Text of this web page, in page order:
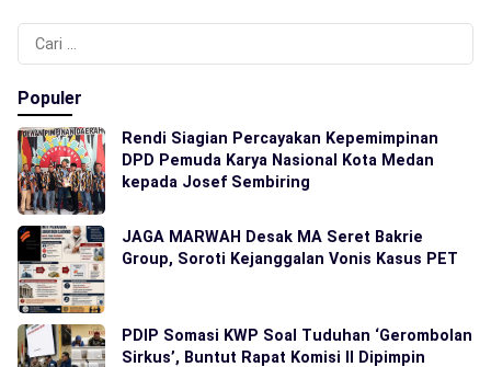
Cari
untuk:
Populer
Rendi Siagian Percayakan Kepemimpinan
DPD Pemuda Karya Nasional Kota Medan
kepada Josef Sembiring
JAGA MARWAH Desak MA Seret Bakrie
Group, Soroti Kejanggalan Vonis Kasus PET
PDIP Somasi KWP Soal Tuduhan ‘Gerombolan
Sirkus’, Buntut Rapat Komisi II Dipimpin